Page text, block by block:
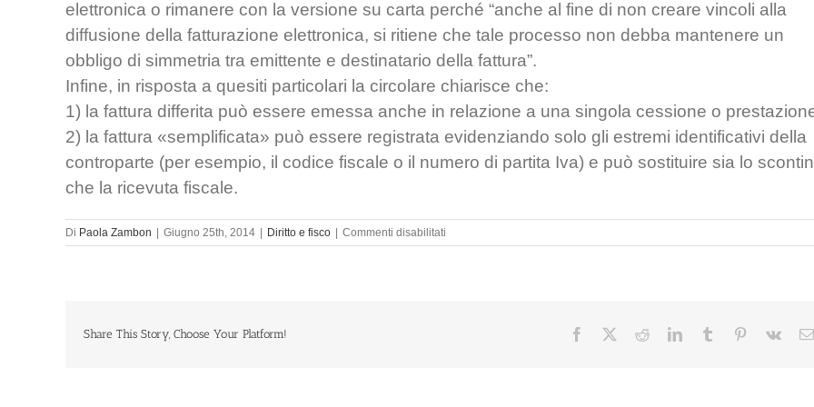
elettronica o rimanere con la versione su carta perché “anche al fine di non creare vincoli alla
diffusione della fatturazione elettronica, si ritiene che tale processo non debba mantenere un
obbligo di simmetria tra emittente e destinatario della fattura”.
Infine, in risposta a quesiti particolari la circolare chiarisce che:
1) la fattura differita può essere emessa anche in relazione a una singola cessione o
2) la fattura «semplificata» può essere registrata evidenziando solo gli estremi identificativi della
controparte (per esempio, il codice fiscale o il numero di partita Iva) e può sostituire sia lo
che la ricevuta fiscale.
Di Paola Zambon | Giugno 25th, 2014 | Diritto e fisco | Commenti disabilitati
Fattura
Share This Story, Choose Your Platform! Facebook RedditLinkedInTumblr Pinterest
Vk